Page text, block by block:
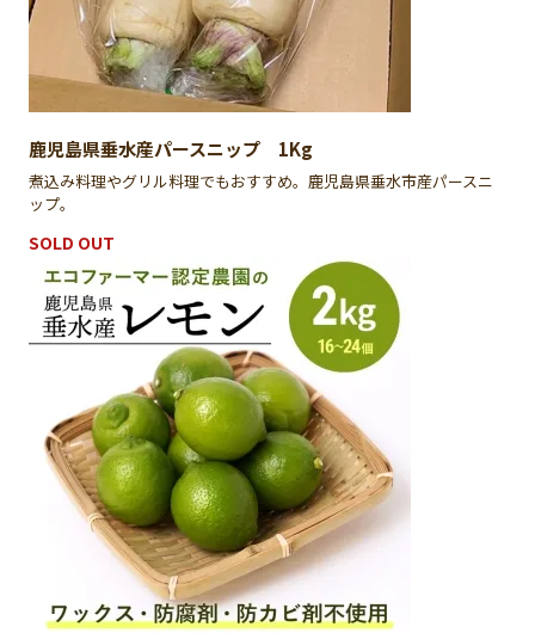
鹿児島県垂水産パースニップ 1Kg
煮込み料理やグリル料理でもおすすめ。鹿児島県垂水市産パースニ
ップ。
SOLD OUT